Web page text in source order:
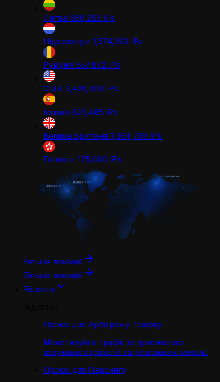
Литва 580,283 IPs
Нідерланди 1,574,293 IPs
Румунія 657,872 IPs
США 3,420,000 IPs
Іспанія 823,485 IPs
Велика Британія 1,364,739 IPs
Гонконг 175,000 IPs
Більше локацій
Більше локацій
Рішення
Проксі для Арбітражу Трафіку
Монетизуйте трафік за допомогою
розумних стратегій та рекламних мереж.
Проксі для Парсингу